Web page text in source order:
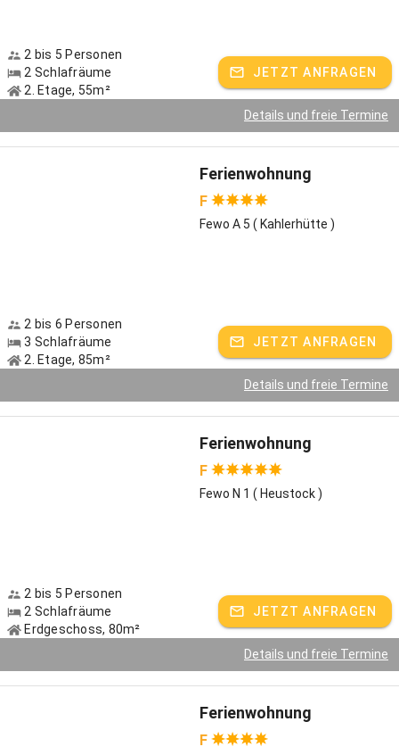
2 bis 5 Personen
2 Schlafräume
2. Etage, 55m²
JETZT ANFRAGEN
Details und freie Termine
Ferienwohnung
F
Fewo A 5 ( Kahlerhütte )
2 bis 6 Personen
3 Schlafräume
2. Etage, 85m²
JETZT ANFRAGEN
Details und freie Termine
Ferienwohnung
F
Fewo N 1 ( Heustock )
2 bis 5 Personen
2 Schlafräume
Erdgeschoss, 80m²
JETZT ANFRAGEN
Details und freie Termine
Ferienwohnung
F